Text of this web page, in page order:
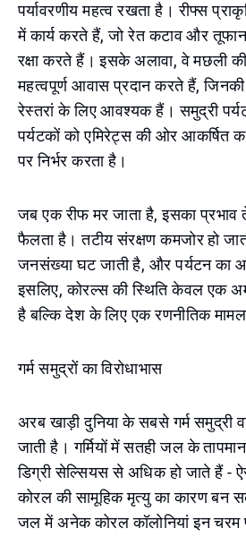
पर्यावरणीय महत्व रखता है। रीफ्स
में कार्य करते हैं, जो रेत कटाव और
रक्षा करते हैं। इसके अलावा, वे मछली
महत्वपूर्ण आवास प्रदान करते हैं,
रेस्तरां के लिए आवश्यक हैं। समुद्री
पर्यटकों को एमिरेट्स की ओर आकर्षित
पर निर्भर करता है।
जब एक रीफ मर जाता है, इसका प्रभाव
फैलता है। तटीय संरक्षण कमजोर हो
जनसंख्या घट जाती है, और पर्यटन का
इसलिए, कोरल्स की स्थिति केवल एक
है बल्कि देश के लिए एक रणनीतिक
गर्म समुद्रों का विरोधाभास
अरब खाड़ी दुनिया के सबसे गर्म समुद्री
जाती है। गर्मियों में सतही जल के
डिग्री सेल्सियस से अधिक हो जाते हैं -
कोरल की सामूहिक मृत्यु का कारण बन
जल में अनेक कोरल कॉलोनियां इन चरम